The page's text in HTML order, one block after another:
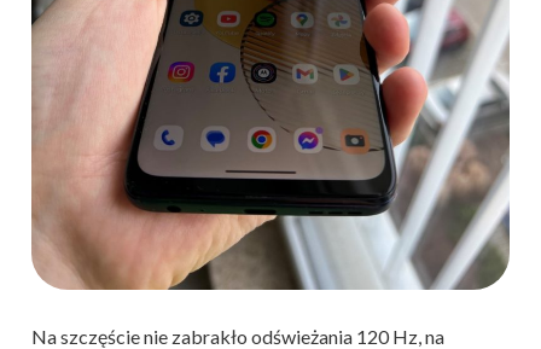
Na szczęście nie zabrakło odświeżania 120 Hz, na